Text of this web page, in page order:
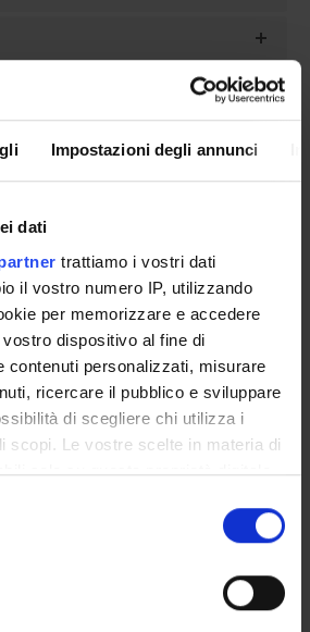
Impostazioni degli annunci
dati
trattiamo i vostri dati
il vostro numero IP, utilizzando
per memorizzare e accedere
dispositivo al fine di
contenuti personalizzati, misurare
ricercare il pubblico e sviluppare
di scegliere chi utilizza i
scopi. Le vostre scelte in materia di
solo su questa proprietà digitale
il proprio consenso in qualsiasi
sui cookie o facendo clic
DI SERVIZIO